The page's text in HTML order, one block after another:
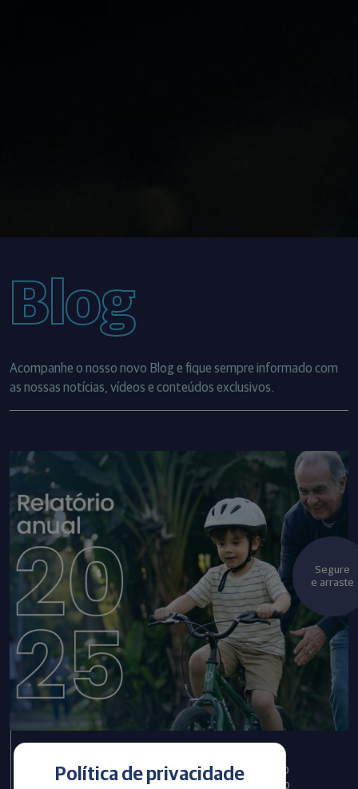
Política de privacidade
Blog
Acompanhe o nosso novo Blog e fique sempre informado com
as nossas notícias, vídeos e conteúdos exclusivos.
Infraprev publica Relatório
Anual com informações do
Segure
e arraste